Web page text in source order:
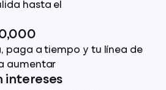
hasta el
paga a tiempo y tu línea de
aumentar
intereses